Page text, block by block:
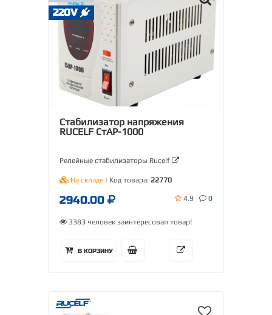
220V
Стабилизатор напряжения
RUCELF СтАР-1000
Релейные стабилизаторы Rucelf
На складе | Код товара: 22770
2940.00 4.9 0
3383 человек заинтересовал товар!
В КОРЗИНУ